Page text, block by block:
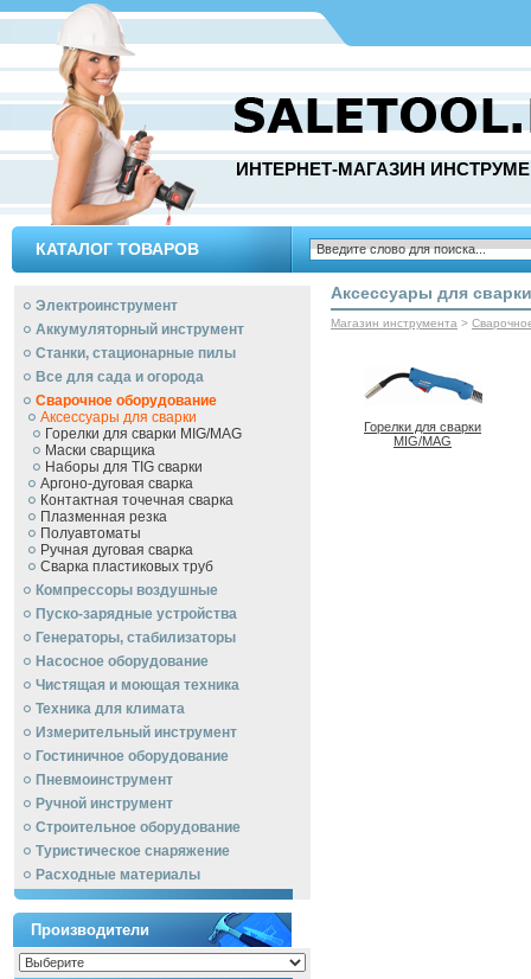
ИНТЕРНЕТ-МАГАЗИН
КАТАЛОГ ТОВАРОВ
Электроинструмент
Аккумуляторный инструмент
Станки, стационарные пилы
Все для сада и огорода
Сварочное оборудование
Аксессуары для сварки
Горелки для сварки MIG/MAG
Маски сварщика
Наборы для TIG сварки
Аргоно-дуговая сварка
Контактная точечная сварка
Плазменная резка
Полуавтоматы
Ручная дуговая сварка
Сварка пластиковых труб
Компрессоры воздушные
Пуско-зарядные устройства
Генераторы, стабилизаторы
Насосное оборудование
Чистящая и моющая техника
Техника для климата
Измерительный инструмент
Гостиничное оборудование
Пневмоинструмент
Ручной инcтрумент
Строительное оборудование
Туристическое снаряжение
Расходные материалы
Производители
Аксессуары для сварки
Магазин инструмента >
Горелки для сварки
MIG/MAG